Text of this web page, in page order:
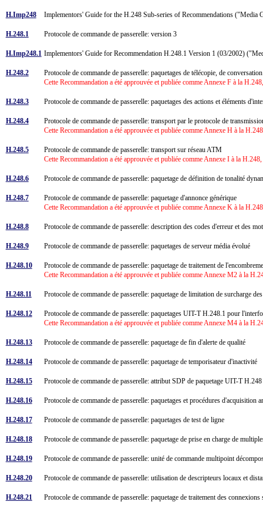
H.Imp248 Implementors' Guide for the H.248 Sub-series of Recommendations
H.248.1 Protocole de commande de passerelle: version 3
H.Imp248.1 Implementors' Guide for Recommendation H.248.1 Version 1 (03/2002)
H.248.2
Protocole de commande de passerelle: paquetages de télécopie, de
Cette Recommandation a été approuvée et publiée comme Annexe F à la
H.248.3 Protocole de commande de passerelle: paquetages des actions et éléments
H.248.4
Protocole de commande de passerelle: transport par le protocole de
Cette Recommandation a été approuvée et publiée comme Annexe H à la
H.248.5
Protocole de commande de passerelle: transport sur réseau ATM
Cette Recommandation a été approuvée et publiée comme Annexe I à la
H.248.6 Protocole de commande de passerelle: paquetage de définition de tonalité
H.248.7
Protocole de commande de passerelle: paquetage d'annonce générique
Cette Recommandation a été approuvée et publiée comme Annexe K à la
H.248.8 Protocole de commande de passerelle: description des codes d'erreur et des
H.248.9 Protocole de commande de passerelle: paquetages de serveur média évolué
H.248.10
Protocole de commande de passerelle: paquetage de traitement de
Cette Recommandation a été approuvée et publiée comme Annexe M2 à la
H.248.11 Protocole de commande de passerelle: paquetage de limitation de surcharge
H.248.12
Protocole de commande de passerelle: paquetages UIT-T H.248.1 pour
Cette Recommandation a été approuvée et publiée comme Annexe M4 à la
H.248.13 Protocole de commande de passerelle: paquetage de fin d'alerte de qualité
H.248.14 Protocole de commande de passerelle: paquetage de temporisateur d'inactivité
H.248.15 Protocole de commande de passerelle: attribut SDP de paquetage UIT-T
H.248.16 Protocole de commande de passerelle: paquetages et procédures
H.248.17 Protocole de commande de passerelle: paquetages de test de ligne
H.248.18 Protocole de commande de passerelle: paquetage de prise en charge de
H.248.19 Protocole de commande de passerelle: unité de commande multipoint
H.248.20 Protocole de commande de passerelle: utilisation de descripteurs locaux et
H.248.21 Protocole de commande de passerelle: paquetage de traitement des